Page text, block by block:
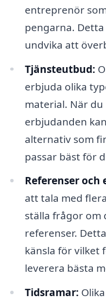
entreprenör
pengarna.
undvika att
Tjänsteutbud:
erbjuda olika
material. När
erbjudanden
alternativ som
passar bäst för
Referenser och
att tala med
ställa frågor om
referenser.
känsla för vilket
leverera bästa
Tidsramar: